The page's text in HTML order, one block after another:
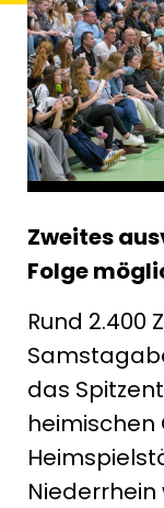
Zweites
Folge
Rund 2.400
das
heimischen